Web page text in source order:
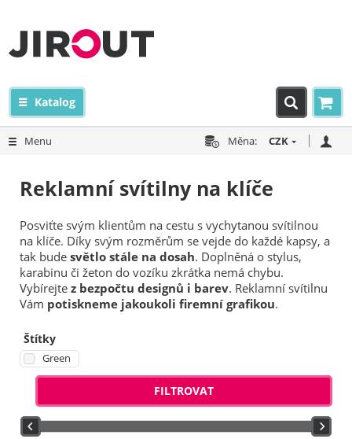
Katalog
Menu Měna: CZK
Reklamní svítilny na klíče
Posviťte svým klientům na cestu s vychytanou svítilnou
na klíče. Díky svým rozměrům se vejde do každé kapsy, a
tak bude světlo stále na dosah. Doplněná o stylus,
karabinu či žeton do vozíku zkrátka nemá chybu.
Vybírejte z bezpočtu designů i barev. Reklamní svítilnu
Vám potiskneme jakoukoli firemní grafikou.
Štítky
Green
FILTROVAT